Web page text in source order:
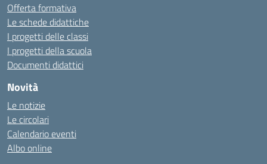
Offerta formativa
Le schede didattiche
I progetti delle classi
I progetti della scuola
Documenti didattici
Novità
Le notizie
Le circolari
Calendario eventi
Albo online